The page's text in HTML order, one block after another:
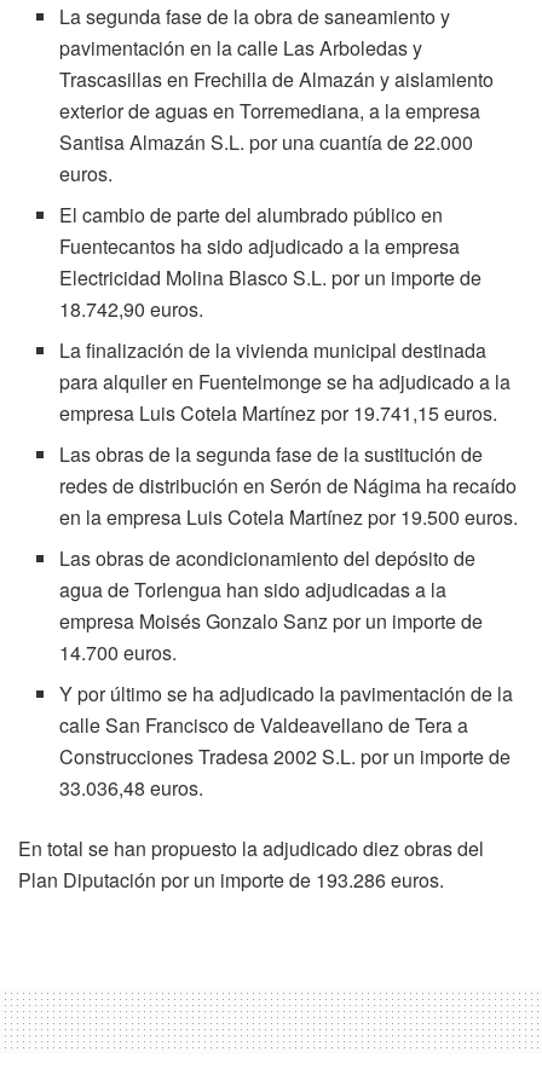
La segunda fase de la obra de saneamiento y
pavimentación en la calle Las Arboledas y
Trascasillas en Frechilla de Almazán y aislamiento
exterior de aguas en Torremediana, a la empresa
Santisa Almazán S.L. por una cuantía de 22.000
euros.
El cambio de parte del alumbrado público en
Fuentecantos ha sido adjudicado a la empresa
Electricidad Molina Blasco S.L. por un importe de
18.742,90 euros.
La finalización de la vivienda municipal destinada
para alquiler en Fuentelmonge se ha adjudicado a la
empresa Luis Cotela Martínez por 19.741,15 euros.
Las obras de la segunda fase de la sustitución de
redes de distribución en Serón de Nágima ha recaído
en la empresa Luis Cotela Martínez por 19.500 euros.
Las obras de acondicionamiento del depósito de
agua de Torlengua han sido adjudicadas a la
empresa Moisés Gonzalo Sanz por un importe de
14.700 euros.
Y por último se ha adjudicado la pavimentación de la
calle San Francisco de Valdeavellano de Tera a
Construcciones Tradesa 2002 S.L. por un importe de
33.036,48 euros.
En total se han propuesto la adjudicado diez obras del
Plan Diputación por un importe de 193.286 euros.